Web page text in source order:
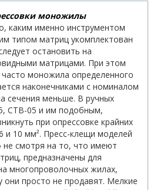
моножилы
каким именно инструментом
типом матриц укомплектован
остановить на
матрицами. При этом
моножила определенного
наконечниками с номиналом
сечения меньше. В ручных
СТВ-05 и им подобным,
при опрессовке крайних
и 10 мм². Пресс-клещи моделей
смотря на то, что имеют
предназначены для
многопроволочных жилах,
они просто не продавят. Мелкие